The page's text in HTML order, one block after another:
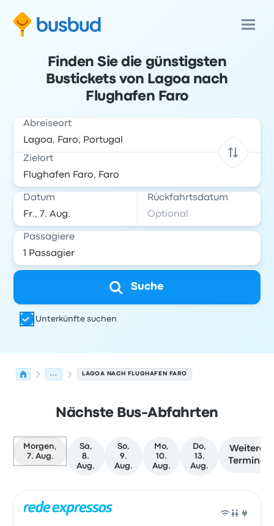
Finden Sie die günstigsten
Bustickets von Lagoa nach
Flughafen Faro
Abreiseort
Zielort
Datum Rückfahrtsdatum
Passagiere
Suche
Unterkünfte suchen
... LAGOA NACH FLUGHAFEN FARO
Nächste Bus-Abfahrten
Morgen,
7. Aug.
Sa,
8.
Aug.
So,
9.
Aug.
Mo,
10.
Aug.
Do,
13.
Aug.
Weitere
Termine